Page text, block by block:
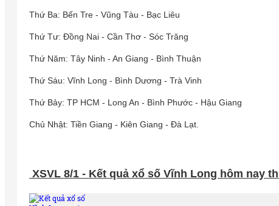
Thứ Ba: Bến Tre - Vũng Tàu - Bạc Liêu
Thứ Tư: Đồng Nai - Cần Thơ - Sóc Trăng
Thứ Năm: Tây Ninh - An Giang - Bình Thuận
Thứ Sáu: Vĩnh Long - Bình Dương - Trà Vinh
Thứ Bảy: TP HCM - Long An - Bình Phước - Hậu Giang
Chủ Nhật: Tiền Giang - Kiên Giang - Đà Lạt.
XSVL 8/1 - Kết quả xổ số Vĩnh Long hôm nay